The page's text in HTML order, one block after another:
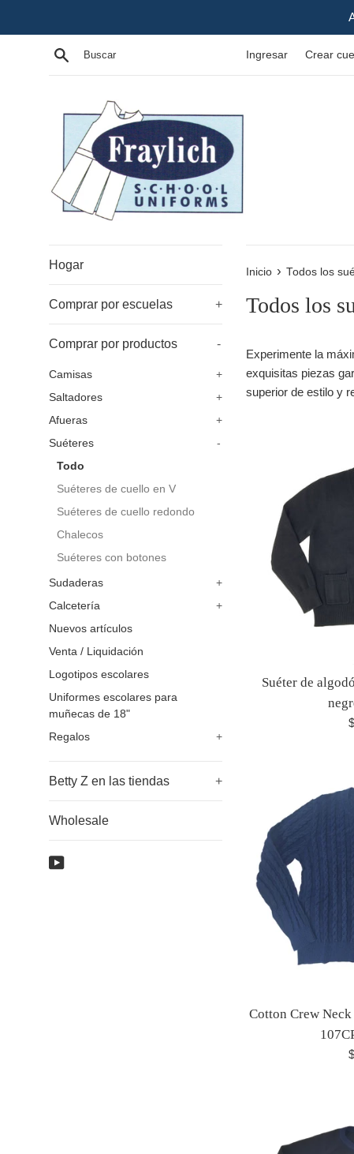
Buscar Ingresar Crear
Hogar
Comprar por escuelas +
Comprar por productos -
Camisas
+
Saltadores
+
Afueras
+
Suéteres
-
Todo
Suéteres de cuello en V
Suéteres de cuello redondo
Chalecos
Suéteres con botones
Sudaderas
+
Calcetería
+
Nuevos artículos
Venta / Liquidación
Logotipos escolares
Uniformes escolares para
muñecas de 18"
Regalos
+
Betty Z en las tiendas +
Wholesale
YouTube
Inicio › Todos los
Todos los
Experimente la
exquisitas piezas
superior de estilo y
Suéter de
Cotton Crew